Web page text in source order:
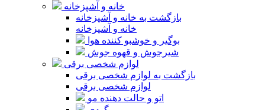
خانه و آشپزخانه
بازگشت به خانه و آشپزخانه
خانه و آشپزخانه
بوگیر و خوشبو کننده هوا
شیرجوش و قهوه جوش
لوازم شخصی برقی
بازگشت به لوازم شخصی برقی
لوازم شخصی برقی
اتو و حالت دهنده مو